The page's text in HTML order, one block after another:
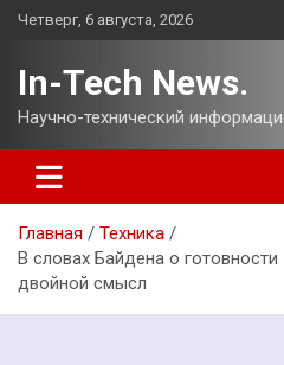
Перейти
Четверг, 6 августа, 2026
In-Tech News.
Научно-технический
Главная
Техника
В словах Байдена о
двойной смысл